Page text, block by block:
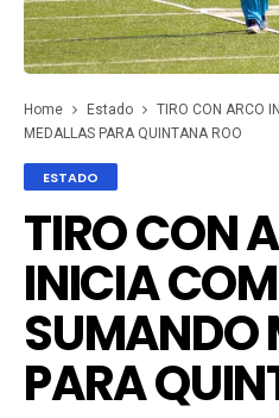
Home Estado
TIRO CON ARCO
MEDALLAS PARA QUINTANA ROO
ESTADO
TIRO CON
INICIA
SUMANDO
PARA